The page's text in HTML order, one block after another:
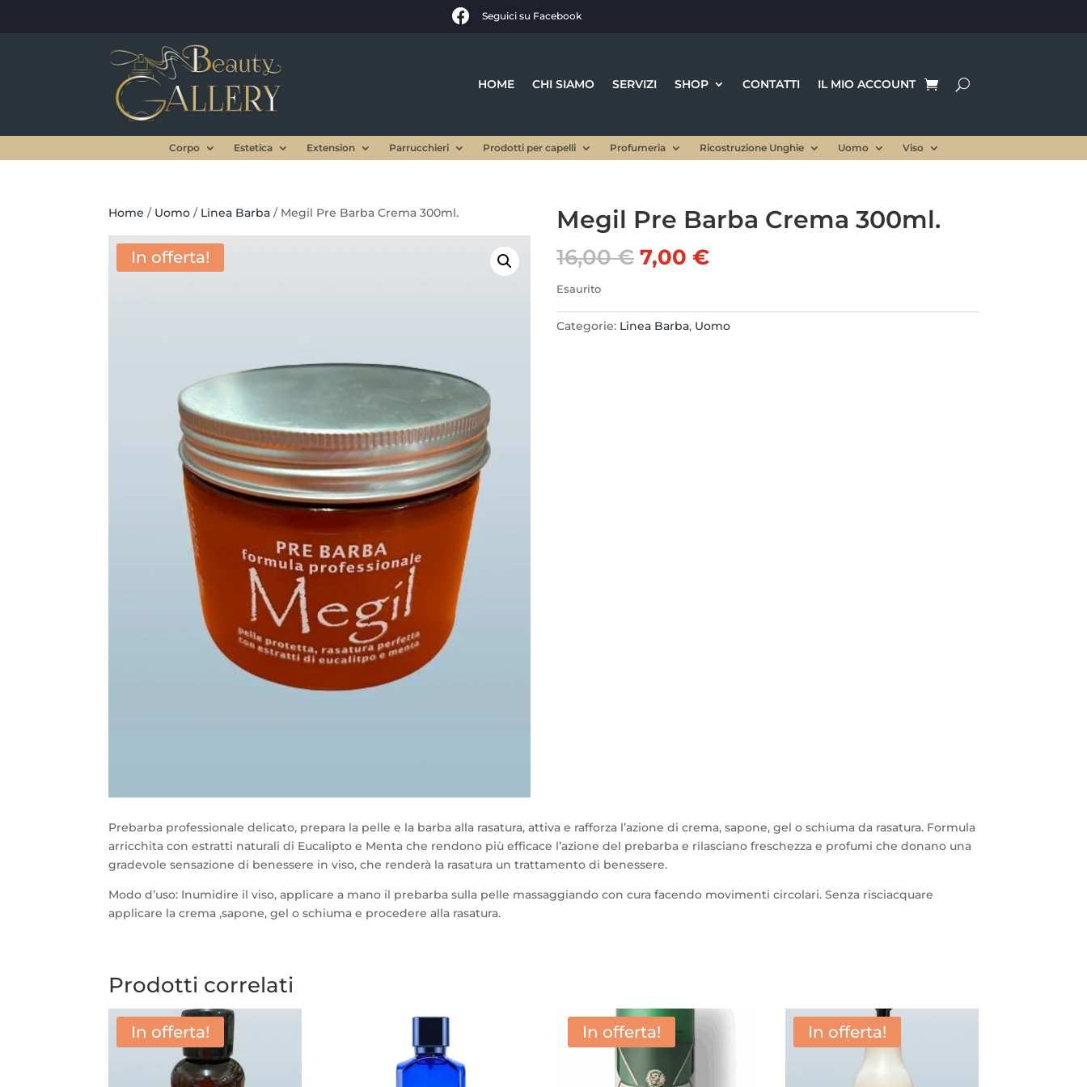
 Seguici su Facebook
HOME CHI SIAMO SERVIZI SHOP CONTATTI IL MIO ACCOUNT
Corpo Estetica Extension Parrucchieri Prodotti per capelli Profumeria Ricostruzione Unghie Uomo Viso
Home / Uomo / Linea Barba / Megil Pre Barba Crema 300ml.
In offerta!
Megil Pre Barba Crema 300ml.
16,00€ Il
prezzo
era:
16,00 €.
7,00€Il
è:
7,00 €.
Esaurito
Categorie: Linea Barba, Uomo
Prebarba professionale delicato, prepara la pelle e la barba alla rasatura, attiva e rafforza l’azione di crema, sapone, gel o schiuma da rasatura. Formula
arricchita con estratti naturali di Eucalipto e Menta che rendono più efficace l’azione del prebarba e rilasciano freschezza e profumi che donano una
gradevole sensazione di benessere in viso, che renderà la rasatura un trattamento di benessere.
Modo d’uso: Inumidire il viso, applicare a mano il prebarba sulla pelle massaggiando con cura facendo movimenti circolari. Senza risciacquare
applicare la crema ,sapone, gel o schiuma e procedere alla rasatura.
Prodotti correlati
In offerta! In offerta! In offerta!